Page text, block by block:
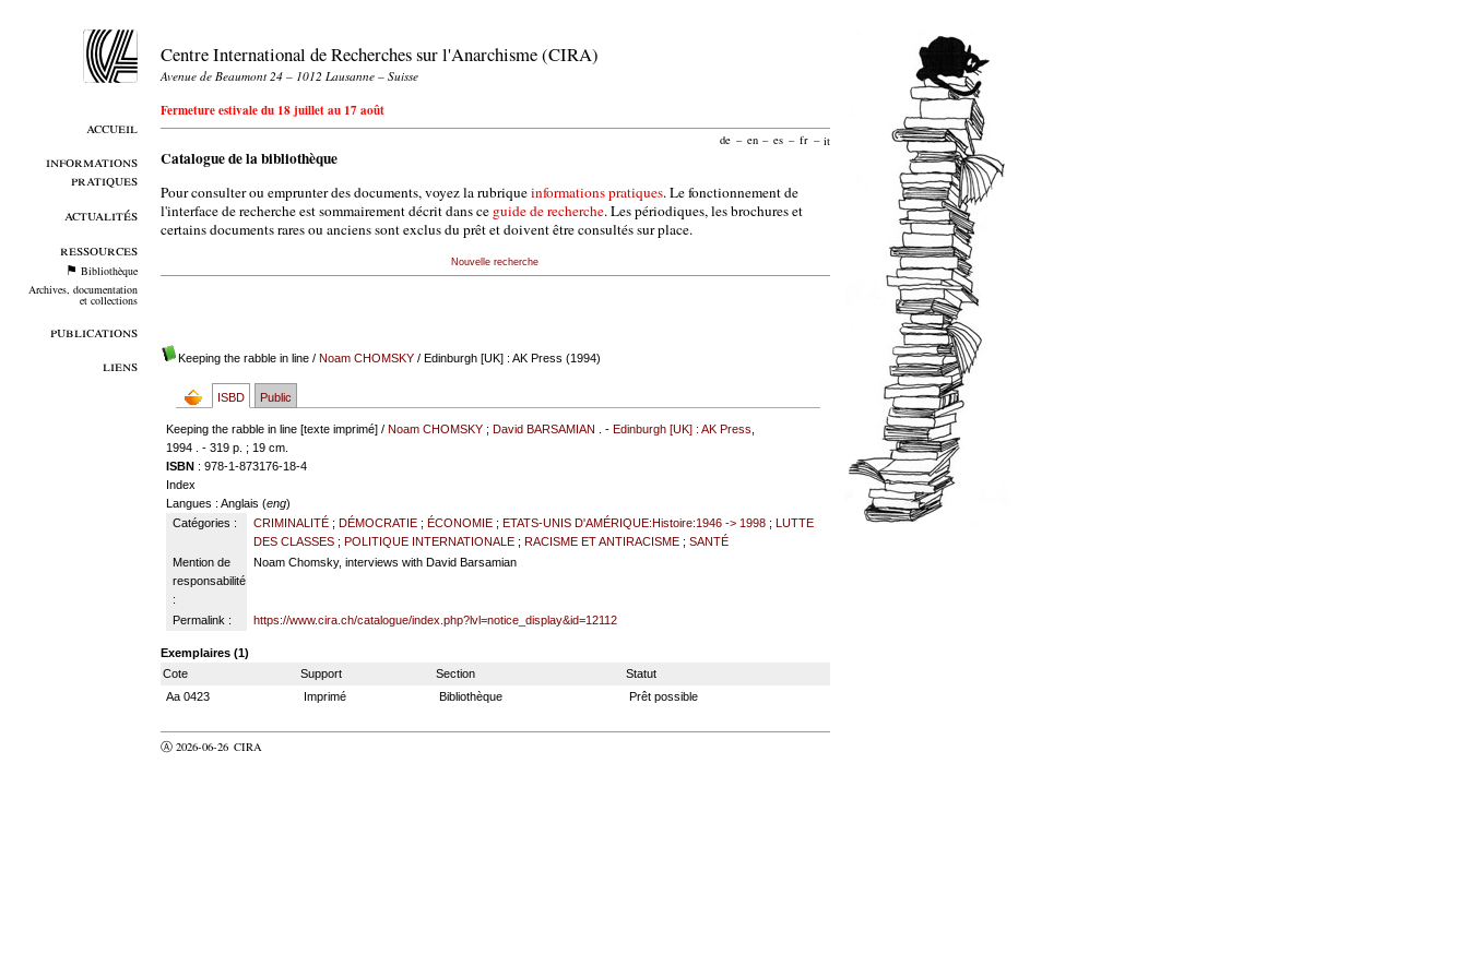
accueil
informations
pratiques
actualités
ressources
Bibliothèque
Archives, documentation
et collections
publications
liens
Centre International de Recherches sur l'Anarchisme (CIRA)
Avenue de Beaumont 24 – 1012 Lausanne – Suisse
Fermeture estivale du 18 juillet au 17 août
de – en – es – fr – it
Catalogue de la bibliothèque
Pour consulter ou emprunter des documents, voyez la rubriqueinformations pratiques. Le fonctionnement de
l'interface de recherche est sommairement décrit dans ce guide de recherche. Les périodiques, les brochures et
certains documents rares ou anciens sont exclus du prêt et doivent être consultés sur place.
Nouvelle recherche
Keeping the rabble in line/ Noam CHOMSKY/ Edinburgh [UK] : AK Press (1994)
ISBD Public
Keeping the rabble in line [texte imprimé] /Noam CHOMSKY ;David BARSAMIAN . -Edinburgh [UK] : AK Press
1994 . - 319 p. ; 19 cm.
ISBN : 978-1-873176-18-4
Index
Langues : Anglais (eng)
Catégories :
CRIMINALITÉ; DÉMOCRATIE; ÉCONOMIE; ETATS-UNIS D'AMÉRIQUE:Histoire:1946 -> 1998; LUTTE
DES CLASSES; POLITIQUE INTERNATIONALE; RACISME ET ANTIRACISME; SANTÉ
Mention de
responsabilité
:
Noam Chomsky, interviews with David Barsamian
Permalink : https://www.cira.ch/catalogue/index.php?lvl=notice_display&id=12112
Exemplaires (1)
Cote
Support Section
Statut
Aa 0423
Imprimé Bibliothèque Prêt possible
Ⓐ 2026-06-26 CIRA